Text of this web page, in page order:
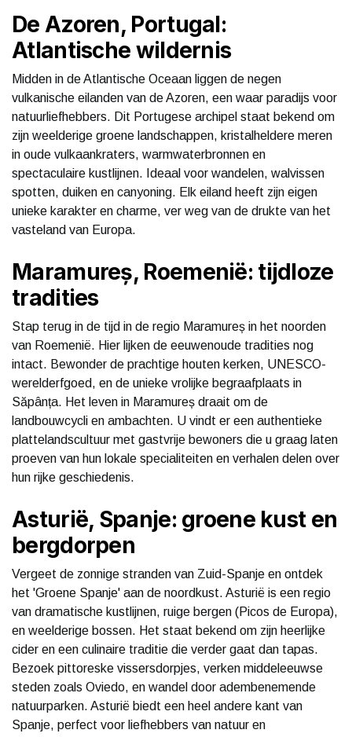
De Azoren, Portugal:
Atlantische wildernis
Midden in de Atlantische Oceaan liggen de negen
vulkanische eilanden van de Azoren, een waar paradijs voor
natuurliefhebbers. Dit Portugese archipel staat bekend om
zijn weelderige groene landschappen, kristalheldere meren
in oude vulkaankraters, warmwaterbronnen en
spectaculaire kustlijnen. Ideaal voor wandelen, walvissen
spotten, duiken en canyoning. Elk eiland heeft zijn eigen
unieke karakter en charme, ver weg van de drukte van het
vasteland van Europa.
Maramureș, Roemenië: tijdloze
tradities
Stap terug in de tijd in de regio Maramureș in het noorden
van Roemenië. Hier lijken de eeuwenoude tradities nog
intact. Bewonder de prachtige houten kerken, UNESCO-
werelderfgoed, en de unieke vrolijke begraafplaats in
Săpânța. Het leven in Maramureș draait om de
landbouwcycli en ambachten. U vindt er een authentieke
plattelandscultuur met gastvrije bewoners die u graag laten
proeven van hun lokale specialiteiten en verhalen delen over
hun rijke geschiedenis.
Asturië, Spanje: groene kust en
bergdorpen
Vergeet de zonnige stranden van Zuid-Spanje en ontdek
het 'Groene Spanje' aan de noordkust. Asturië is een regio
van dramatische kustlijnen, ruige bergen (Picos de Europa),
en weelderige bossen. Het staat bekend om zijn heerlijke
cider en een culinaire traditie die verder gaat dan tapas.
Bezoek pittoreske vissersdorpjes, verken middeleeuwse
steden zoals Oviedo, en wandel door adembenemende
natuurparken. Asturië biedt een heel andere kant van
Spanje, perfect voor liefhebbers van natuur en